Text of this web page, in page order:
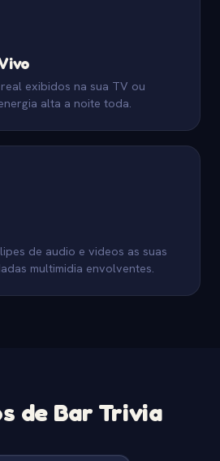
exibidos na sua TV ou
alta a noite toda.
de audio e videos as suas
multimidia envolventes.
de Bar Trivia